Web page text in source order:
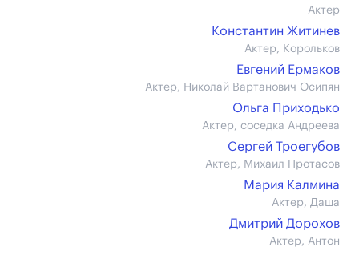
Актер
Константин Житинев
Актер, Корольков
Евгений Ермаков
Актер, Николай Вартанович Осипян
Ольга Приходько
Актер, соседка Андреева
Сергей Троегубов
Актер, Михаил Протасов
Мария Калмина
Актер, Даша
Дмитрий Дорохов
Актер, Антон